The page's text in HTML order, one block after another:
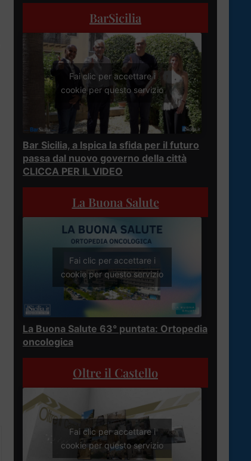
BarSicilia
Fai clic per accettare i
cookie per questo servizio
Bar Sicilia, a Ispica la sfida per il futuro
passa dal nuovo governo della città
CLICCA PER IL VIDEO
La Buona Salute
Fai clic per accettare i
cookie per questo servizio
La Buona Salute 63° puntata: Ortopedia
oncologica
Oltre il Castello
Fai clic per accettare i
cookie per questo servizio